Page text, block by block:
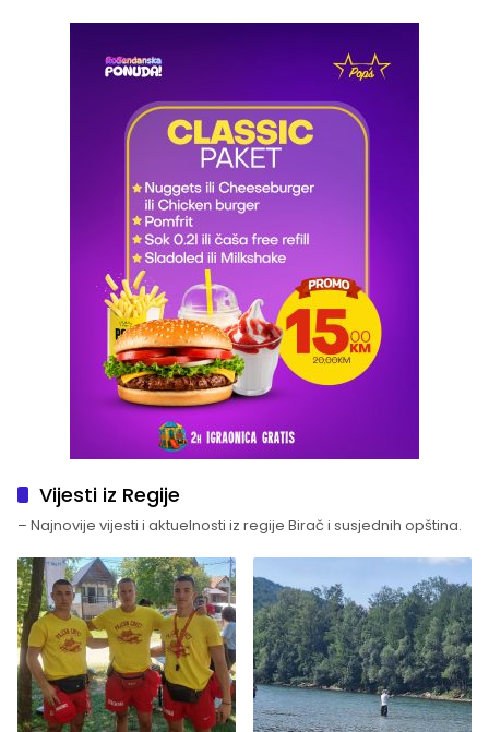
Vijesti iz Regije
– Najnovije vijesti i aktuelnosti iz regije Birač i susjednih opština.